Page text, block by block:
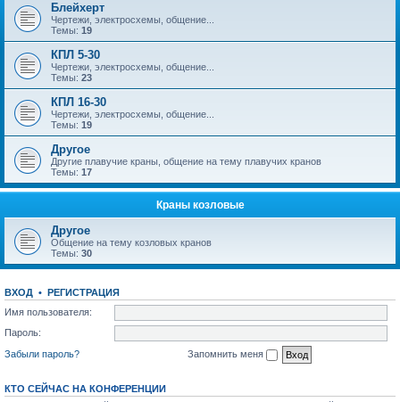
Блейхерт
Чертежи, электросхемы, общение...
Темы: 19
КПЛ 5-30
Чертежи, электросхемы, общение...
Темы: 23
КПЛ 16-30
Чертежи, электросхемы, общение...
Темы: 19
Другое
Другие плавучие краны, общение на тему плавучих кранов
Темы: 17
Краны козловые
Другое
Общение на тему козловых кранов
Темы: 30
ВХОД • РЕГИСТРАЦИЯ
Имя пользователя:
Пароль:
Забыли пароль?
Запомнить меня
КТО СЕЙЧАС НА КОНФЕРЕНЦИИ